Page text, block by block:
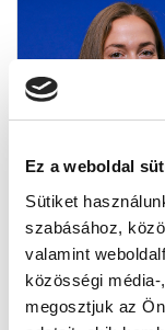
Ez a weboldal
Sütiket
szabásához,
valamint
közösségi
megosztjuk az
KIÁRUSÍTÁS